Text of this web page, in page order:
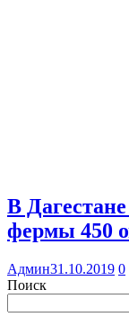
В
фермы 450
Админ31.10.2019 0
Поиск